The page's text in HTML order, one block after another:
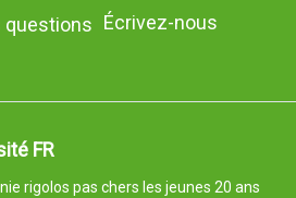
Écrivez-nous
FR
rigolos pas chers les jeunes 20 ans